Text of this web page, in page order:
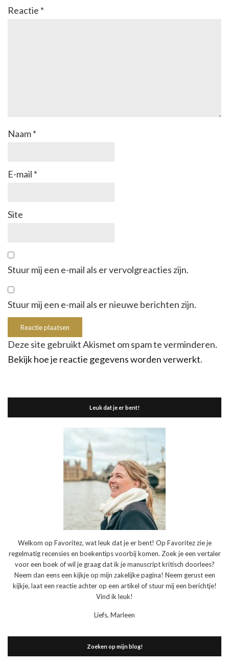
Reactie *
Naam*
E-mail *
Site
Stuur mij een e-mail als er vervolgreacties zijn.
Stuur mij een e-mail als er nieuwe berichten zijn.
Deze site gebruikt Akismet om spam te verminderen.
Bekijk hoe je reactie gegevens worden verwerkt.
Leuk dat je er bent!
Welkom op Favoritez, wat leuk dat je er bent! Op Favoritez zie je
regelmatig recensies en boekentips voorbij komen. Zoek je een vertaler
voor een boek of wil je graag dat ik je manuscript kritisch doorlees?
Neem dan eens een kijkje op mijn zakelijke pagina! Neem gerust een
kijkje, laat een reactie achter op een artikel of stuur mij een berichtje!
Vind ik leuk!
Liefs, Marleen
Zoeken op mijn blog!